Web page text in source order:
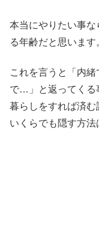
本当にやりたい事
る年齢だと思います
これを言うと「内
で…」と返ってくる
暮らしをすれば済
いくらでも隠す方法